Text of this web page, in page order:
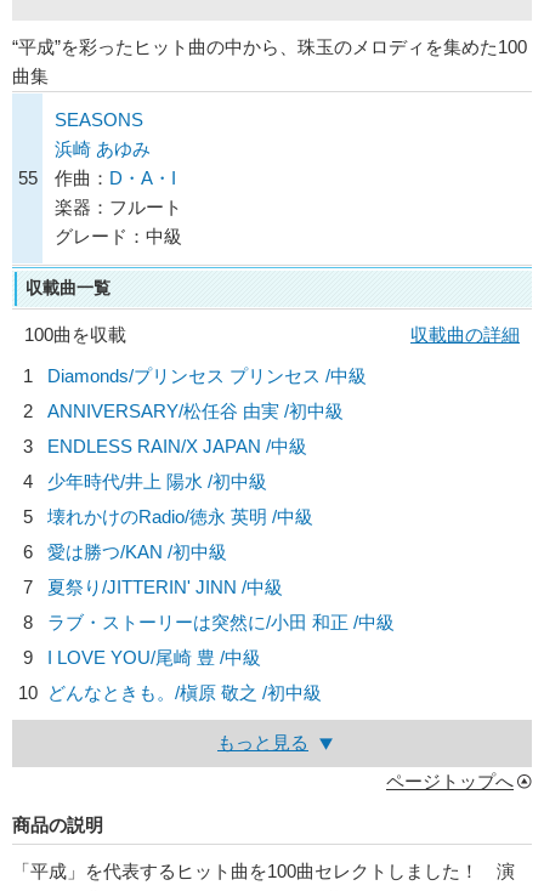
“平成”を彩ったヒット曲の中から、珠玉のメロディを集めた100
曲集
55
SEASONS
浜崎 あゆみ
作曲： D・A・I
楽器：フルート
グレード：中級
収載曲一覧
100曲を収載
収載曲の詳細
1
Diamonds/プリンセス プリンセス /中級
2
ANNIVERSARY/松任谷 由実 /初中級
3
ENDLESS RAIN/X JAPAN /中級
4
少年時代/井上 陽水 /初中級
5
壊れかけのRadio/徳永 英明 /中級
6
愛は勝つ/KAN /初中級
7
夏祭り/JITTERIN' JINN /中級
8
ラブ・ストーリーは突然に/小田 和正 /中級
9
I LOVE YOU/尾崎 豊 /中級
10 どんなときも。/槇原 敬之 /初中級
もっと見る
ページトップへ
商品の説明
「平成」を代表するヒット曲を100曲セレクトしました！ 演